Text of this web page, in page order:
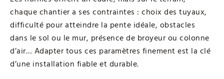
chaque chantier a ses contraintes : choix des tuyaux,
difficulté pour atteindre la pente idéale, obstacles
dans le sol ou le mur, présence de broyeur ou colonne
d’air… Adapter tous ces paramètres finement est la clé
d’une installation fiable et durable.